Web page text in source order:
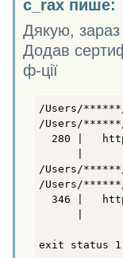
while
String line =
if (line ==
    break;
    }
  if (error) {
    return;
//const char*
c_rax пише:
Дякую,
Додав
ф-ції
/Users/
/Users/
280 |
/Users/
/Users/
346 |
exit status 1